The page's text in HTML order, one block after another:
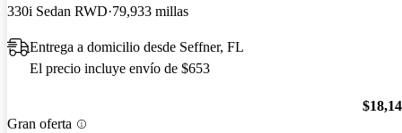
330i Sedan RWD 79,933 millas
Entrega a domicilio desde Seffner, FL
El precio incluye envío de $653
Gran oferta